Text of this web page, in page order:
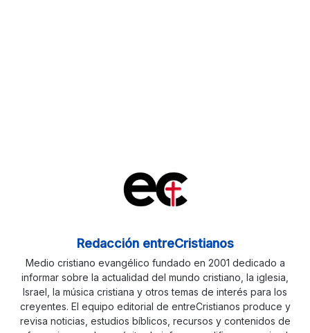
Redacción entreCristianos
Medio cristiano evangélico fundado en 2001 dedicado a
informar sobre la actualidad del mundo cristiano, la iglesia,
Israel, la música cristiana y otros temas de interés para los
creyentes. El equipo editorial de entreCristianos produce y
revisa noticias, estudios bíblicos, recursos y contenidos de